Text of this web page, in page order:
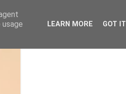
LEARN MORE GOT IT